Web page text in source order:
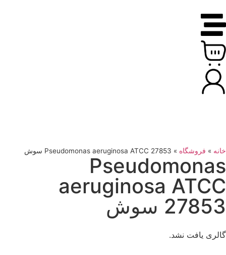
خانه » فروشگاه » Pseudomonas aeruginosa ATCC 27853 سوش
Pseudomonas
aeruginosa ATCC
27853 سوش
گالری یافت نشد.